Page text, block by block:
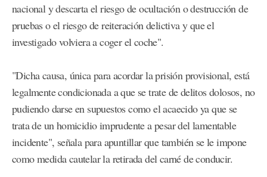
nacional y descarta el riesgo de ocultación o destrucción de
pruebas o el riesgo de reiteración delictiva y que el
investigado volviera a coger el coche".
"Dicha causa, única para acordar la prisión provisional, está
legalmente condicionada a que se trate de delitos dolosos, no
pudiendo darse en supuestos como el acaecido ya que se
trata de un homicidio imprudente a pesar del lamentable
incidente", señala para apuntillar que también se le impone
como medida cautelar la retirada del carné de conducir.